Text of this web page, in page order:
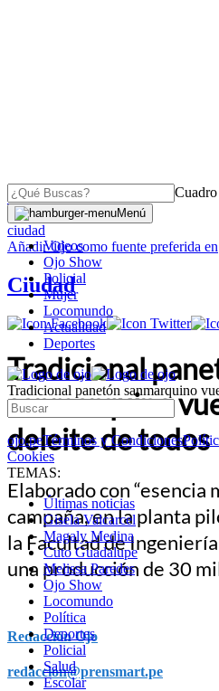
Cuadro
Menú
Videos
Ojo Show
Policial
Mujer
Locomundo
Actualidad
Deportes
Tradicional panetón sanmarquino
ojo.peTérminos y Condiciones
Cookies
TEMAS:
Últimas noticias
Gisela Valcarcel
Magaly Medina
Cuto Guadalupe
Melissa Paredes
Ojo Show
Locomundo
Política
Deportes
Policial
Salud
Escolar
OJO
ciudad
AñadirOjocomo fuente preferida en
Ciudad
Tradicional
sanmarquino
deleite de todos
Elaborado con “esencia
campaña, en la planta
la Facultad de
una producción de 30
Redacción Ojo
redaccion@prensmart.pe